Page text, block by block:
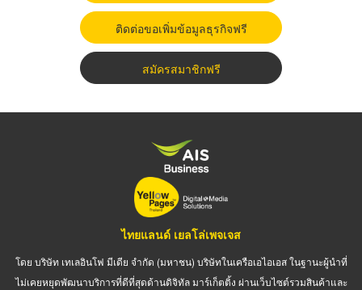
ติดต่อขอเพิ่มข้อมูลธุรกิจฟรี
สมัครสมาชิกฟรี
ไทยแลนด์ เยลโล่เพจเจส
โดย บริษัท เทเลอินโฟ มีเดีย จำกัด (มหาชน) บริษัทในเครือเอไอเอส ในฐานะผู้นำที่
ไม่เคยหยุดพัฒนาบริการที่ดีที่สุดด้านดิจิทัล มาร์เก็ตติ้ง ผ่านเว็บไซต์รวมสินค้าและ